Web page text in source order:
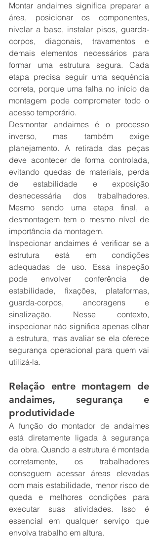
Montar andaimes significa preparar a
área, posicionar os componentes,
nivelar a base, instalar pisos, guarda-
corpos, diagonais, travamentos e
demais elementos necessários para
formar uma estrutura segura. Cada
etapa precisa seguir uma sequência
correta, porque uma falha no início da
montagem pode comprometer todo o
acesso temporário.
Desmontar andaimes é o processo
inverso, mas também exige
planejamento. A retirada das peças
deve acontecer de forma controlada,
evitando quedas de materiais, perda
de estabilidade e exposição
desnecessária dos trabalhadores.
Mesmo sendo uma etapa final, a
desmontagem tem o mesmo nível de
importância da montagem.
Inspecionar andaimes é verificar se a
estrutura está em condições
adequadas de uso. Essa inspeção
pode envolver conferência de
estabilidade, fixações, plataformas,
guarda-corpos, ancoragens e
sinalização. Nesse contexto,
inspecionar não significa apenas olhar
a estrutura, mas avaliar se ela oferece
segurança operacional para quem vai
utilizá-la.
Relação entre montagem de
andaimes, segurança e
produtividade
A função do montador de andaimes
está diretamente ligada à segurança
da obra. Quando a estrutura é montada
corretamente, os trabalhadores
conseguem acessar áreas elevadas
com mais estabilidade, menor risco de
queda e melhores condições para
executar suas atividades. Isso é
essencial em qualquer serviço que
envolva trabalho em altura.